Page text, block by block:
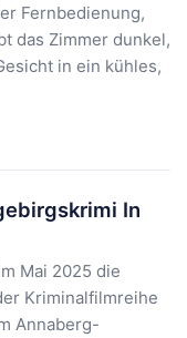
Fernbedienung,
das Zimmer dunkel,
in ein kühles,
In
Mai 2025 die
Kriminalfilmreihe
Annaberg-